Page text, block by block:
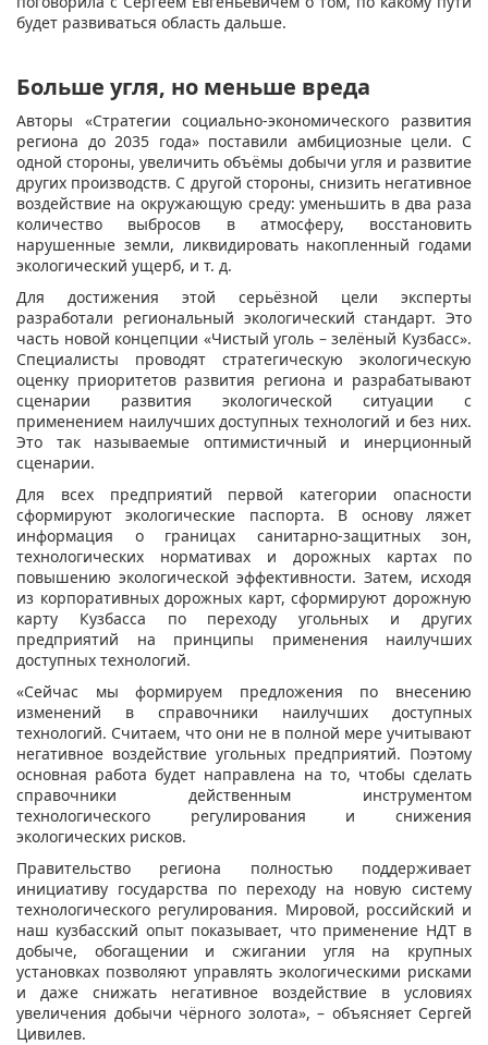
будет развиваться область дальше.
Больше угля, но меньше вреда
Авторы «Стратегии социально-экономического развития
региона до 2035 года» поставили амбициозные цели. С
одной стороны, увеличить объёмы добычи угля и развитие
других производств. С другой стороны, снизить негативное
воздействие на окружающую среду: уменьшить в два раза
количество выбросов в атмосферу, восстановить
нарушенные земли, ликвидировать накопленный годами
экологический ущерб, и т. д.
Для достижения этой серьёзной цели эксперты
разработали региональный экологический стандарт. Это
часть новой концепции «Чистый уголь – зелёный Кузбасс».
Специалисты проводят стратегическую экологическую
оценку приоритетов развития региона и разрабатывают
сценарии развития экологической ситуации с
применением наилучших доступных технологий и без них.
Это так называемые оптимистичный и инерционный
сценарии.
Для всех предприятий первой категории опасности
сформируют экологические паспорта. В основу ляжет
информация о границах санитарно-защитных зон,
технологических нормативах и дорожных картах по
повышению экологической эффективности. Затем, исходя
из корпоративных дорожных карт, сформируют дорожную
карту Кузбасса по переходу угольных и других
предприятий на принципы применения наилучших
доступных технологий.
«Сейчас мы формируем предложения по внесению
изменений в справочники наилучших доступных
технологий. Считаем, что они не в полной мере учитывают
негативное воздействие угольных предприятий. Поэтому
основная работа будет направлена на то, чтобы сделать
справочники действенным инструментом
технологического регулирования и снижения
экологических рисков.
Правительство региона полностью поддерживает
инициативу государства по переходу на новую систему
технологического регулирования. Мировой, российский и
наш кузбасский опыт показывает, что применение НДТ в
добыче, обогащении и сжигании угля на крупных
установках позволяют управлять экологическими рисками
и даже снижать негативное воздействие в условиях
увеличения добычи чёрного золота», – объясняет Сергей
Цивилев.